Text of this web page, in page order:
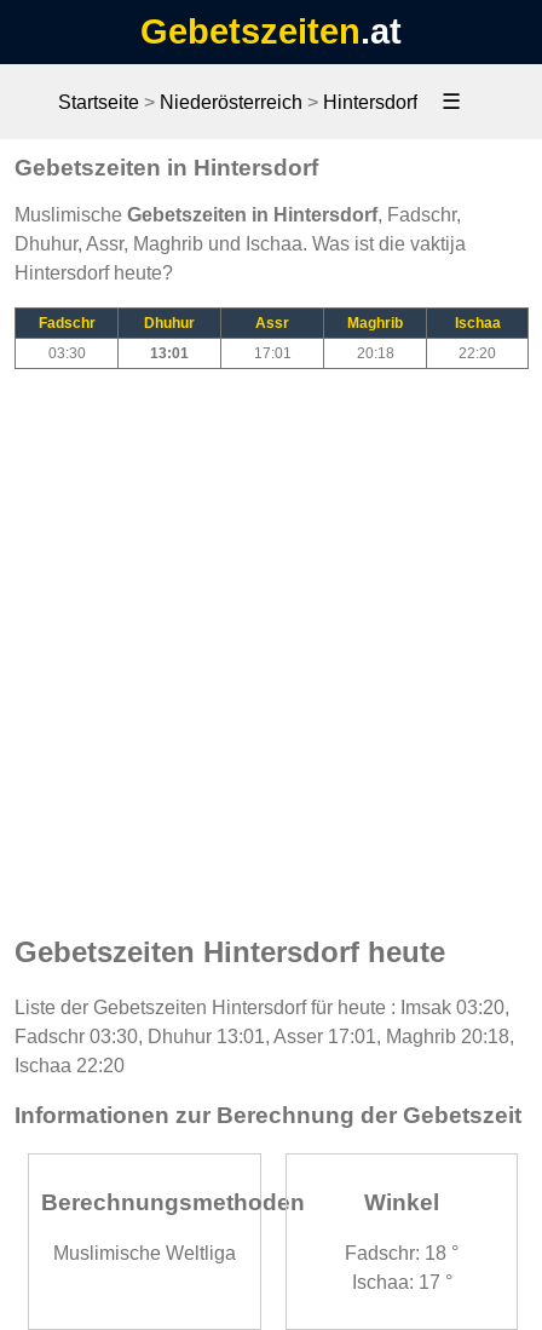
Gebetszeiten.at
Startseite> Niederösterreich > Hintersdorf ☰
Gebetszeiten in Hintersdorf
Muslimische Gebetszeiten in Hintersdorf, Fadschr,
Dhuhur, Assr, Maghrib und Ischaa. Was ist die vaktija
Hintersdorf heute?
Fadschr Dhuhur Assr Maghrib
Ischaa
03:30
13:01 17:01 20:18 22:20
Gebetszeiten Hintersdorf heute
Liste der Gebetszeiten Hintersdorf für heute : Imsak 03:20,
Fadschr 03:30, Dhuhur 13:01, Asser 17:01, Maghrib 20:18,
Ischaa 22:20
Informationen zur Berechnung der Gebetszeit
Berechnungsmethoden
Muslimische Weltliga
Winkel
Fadschr: 18 °
Ischaa: 17 °